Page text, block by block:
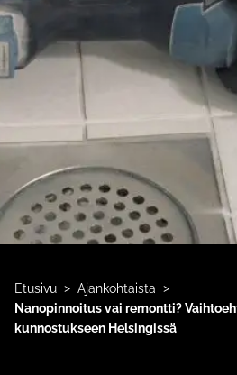
Etusivu > Ajankohtaista >
Nanopinnoitus vai remontti?
kunnostukseen Helsingissä